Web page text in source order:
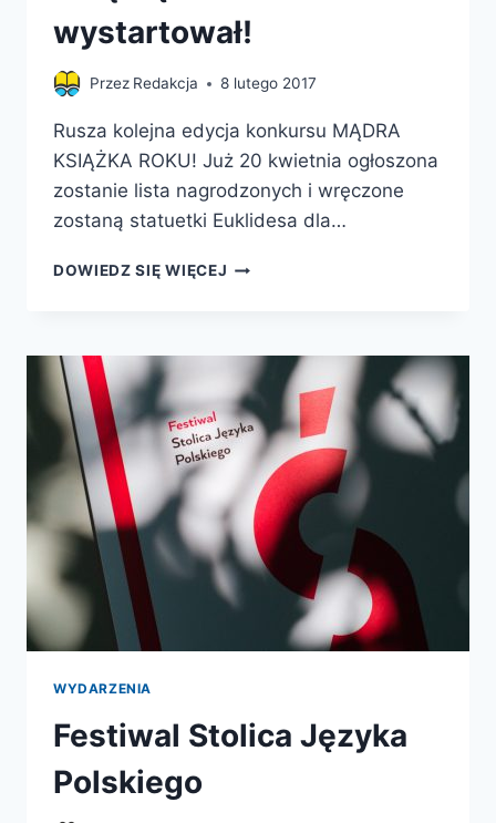
wystartował!
Przez Redakcja 8 lutego 2017
Rusza kolejna edycja konkursu MĄDRA
KSIĄŻKA ROKU! Już 20 kwietnia ogłoszona
zostanie lista nagrodzonych i wręczone
zostaną statuetki Euklidesa dla…
DOWIEDZ SIĘ WIĘCEJ KONKURS
ROKU
2016
WYSTARTOWAŁ!
WYDARZENIA
Festiwal Stolica Języka
Polskiego